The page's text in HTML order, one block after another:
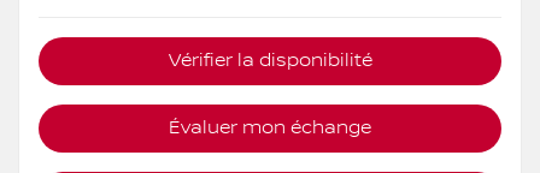
Vérifier la disponibilité
Évaluer mon échange